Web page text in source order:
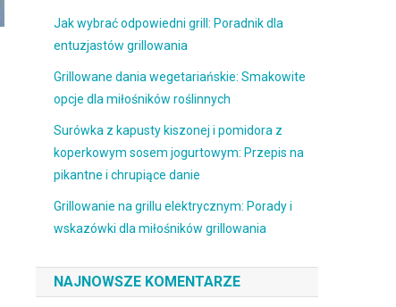
Jak wybrać odpowiedni grill: Poradnik dla
entuzjastów grillowania
Grillowane dania wegetariańskie: Smakowite
opcje dla miłośników roślinnych
Surówka z kapusty kiszonej i pomidora z
koperkowym sosem jogurtowym: Przepis na
pikantne i chrupiące danie
Grillowanie na grillu elektrycznym: Porady i
wskazówki dla miłośników grillowania
NAJNOWSZE KOMENTARZE